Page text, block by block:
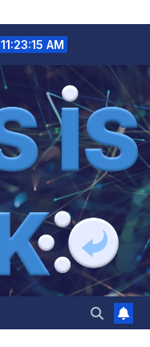
11:23:16 AM